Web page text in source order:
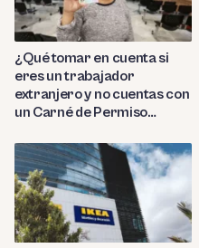
¿Qué tomar en cuenta si
eres un trabajador
extranjero y no cuentas con
un Carné de Permiso
(CPP)?